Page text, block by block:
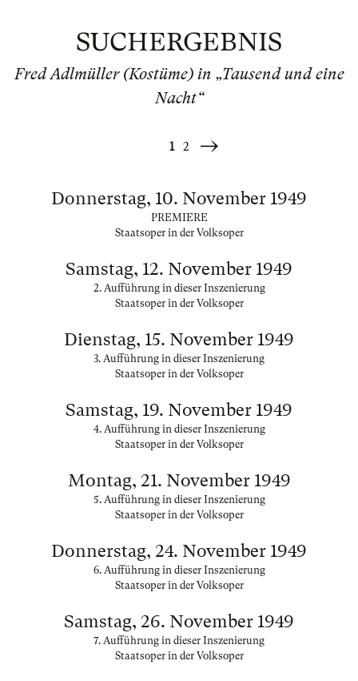
SUCHERGEBNIS
Fred Adlmüller (Kostüme) in „Tausend und eine
Nacht“
1 2
Weiter
Donnerstag, 10. November 1949
PREMIERE
Staatsoper in der Volksoper
Samstag, 12. November 1949
2. Aufführung in dieser Inszenierung
Staatsoper in der Volksoper
Dienstag, 15. November 1949
3. Aufführung in dieser Inszenierung
Staatsoper in der Volksoper
Samstag, 19. November 1949
4. Aufführung in dieser Inszenierung
Staatsoper in der Volksoper
Montag, 21. November 1949
5. Aufführung in dieser Inszenierung
Staatsoper in der Volksoper
Donnerstag, 24. November 1949
6. Aufführung in dieser Inszenierung
Staatsoper in der Volksoper
Samstag, 26. November 1949
7. Aufführung in dieser Inszenierung
Staatsoper in der Volksoper